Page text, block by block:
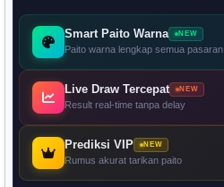
Smart Paito Warna NEW
Paito warna lengkap semua pasaran
Live Draw Tercepat NEW
Result real-time tanpa delay
Prediksi VIP NEW
Rumus akurat tarikan paito